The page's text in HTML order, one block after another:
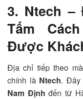
3. Ntech –
Tấm
Được
Địa chỉ tiếp theo
chính là Ntech. Đây
Nam Định đến từ